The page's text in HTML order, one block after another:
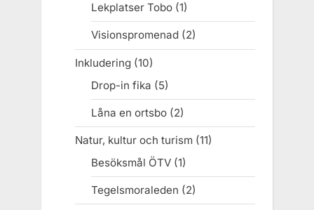
Lekplatser Tobo(1)
Visionspromenad (2)
Inkludering(10)
Drop-in fika (5)
Låna en ortsbo(2)
Natur, kultur och turism(11)
Besöksmål ÖTV(1)
Tegelsmoraleden (2)